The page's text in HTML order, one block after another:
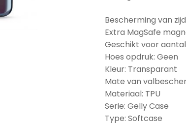
Bescherming van
Extra MagSafe
Geschikt voor
Hoes opdruk: Geen
Kleur: Transparant
Mate van
Materiaal: TPU
Serie: Gelly Case
Type: Softcase